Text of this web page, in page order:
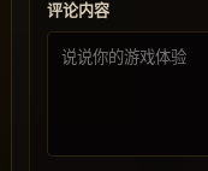
评论内容